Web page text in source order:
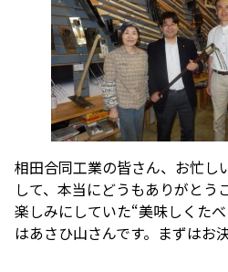
相田合同工業の皆さん、お忙し
して、本当にどうもありがとう
楽しみにしていた“美味しくた
はあさひ山さんです。まずはお